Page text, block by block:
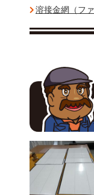
溶接金網（フ